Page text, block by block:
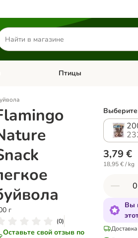
Кошки Откройте меню
Птицы
г
(0)
Оставьте свой отзыв по
3,79 €
18,95 € / kg
Вы